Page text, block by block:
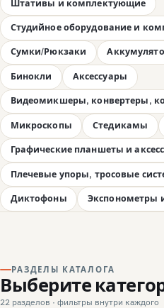
Штативы и комплектующие
Студийное оборудование и
Сумки/Рюкзаки
Бинокли Аксессуары
Видеомикшеры, конвертеры,
Микроскопы Стедикамы
Графические планшеты и
Плечевые упоры, тросовые
Диктофоны Экспонометры
РАЗДЕЛЫ КАТАЛОГА
Выберите
22 разделов · фильтры внутри каждого